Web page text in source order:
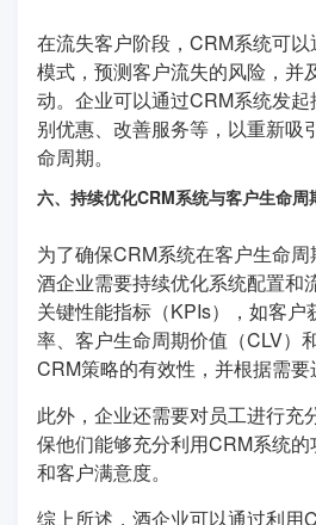
在流失客户阶段，CRM系统可
模式，预测客户流失的风险，并
动。企业可以通过CRM系统发
别优惠、改善服务等，以重新吸
命周期。
六、持续优化CRM系统与客户生命周
为了确保CRM系统在客户生命周
酒企业需要持续优化系统配置和
关键性能指标（KPIs），如客户
率、客户生命周期价值（CLV）
CRM策略的有效性，并根据需要
此外，企业还需要对员工进行充
保他们能够充分利用CRM系统
和客户满意度。
综上所述，酒企业可以通过利用